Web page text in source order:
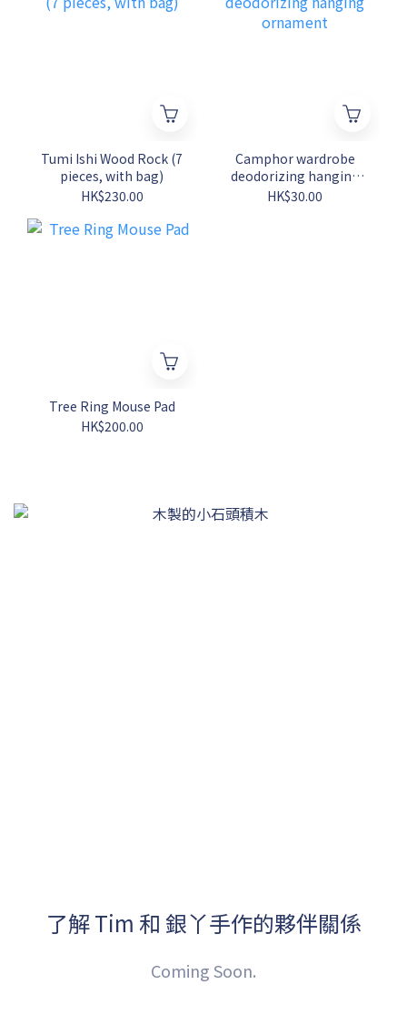
Tumi Ishi Wood Rock (7
pieces, with bag)
HK$230.00
Camphor wardrobe
deodorizing hanging
ornament
HK$30.00
Tree Ring Mouse Pad
HK$200.00
了解 Tim 和 銀丫手作的夥伴關係
Coming Soon.